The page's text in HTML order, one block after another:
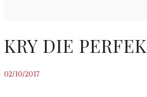
KRY DIE
02/10/2017